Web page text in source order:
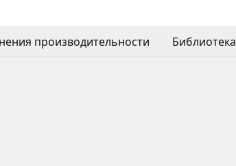
производительности Библиотека